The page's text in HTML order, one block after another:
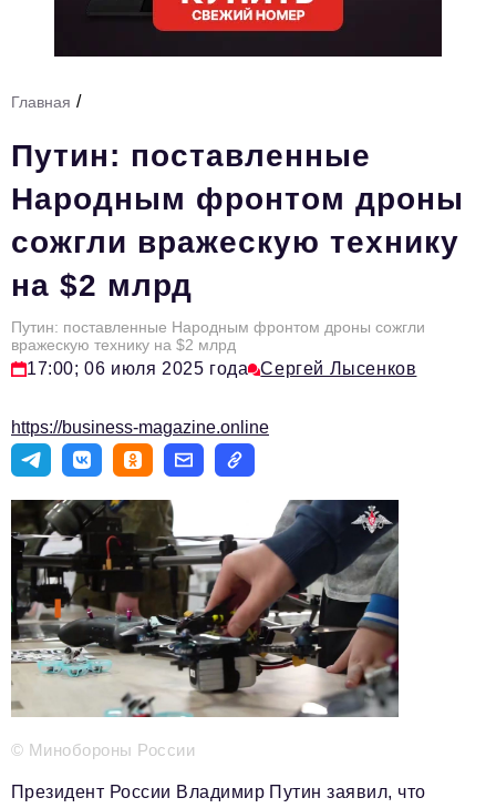
История тульского предпринимательства
Тема номера
HR
Персона номера
Инфраструктура развития
Технологии и тренды
Туризм
Мероприятия
Видео
Телефон редакции: +7 495 727-01-67
Электронные почты редакции:
Информационный отдел
info@business-magazine.online
Отдел рекламы
reklama@business-magazine.online
podpiska@business-magazine.online
Главная /
Путин: поставленные
Народным фронтом дроны
сожгли вражескую технику
на $2 млрд
Путин: поставленные Народным фронтом дроны сожгли
вражескую технику на $2 млрд
17:00; 06 июля 2025 года Сергей Лысенков
https://business-magazine.online
© Минобороны России
Президент России Владимир Путин заявил, что